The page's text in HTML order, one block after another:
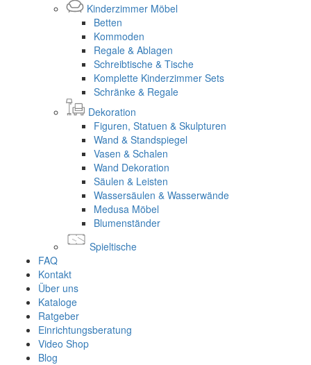
Kinderzimmer Möbel
Betten
Kommoden
Regale & Ablagen
Schreibtische & Tische
Komplette Kinderzimmer Sets
Schränke & Regale
Dekoration
Figuren, Statuen & Skulpturen
Wand & Standspiegel
Vasen & Schalen
Wand Dekoration
Säulen & Leisten
Wassersäulen & Wasserwände
Medusa Möbel
Blumenständer
Spieltische
FAQ
Kontakt
Über uns
Kataloge
Ratgeber
Einrichtungsberatung
Video Shop
Blog